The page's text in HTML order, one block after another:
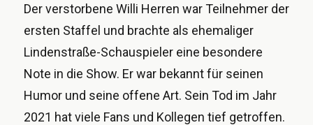
Der verstorbene Willi Herren war Teilnehmer der
ersten Staffel und brachte als ehemaliger
Lindenstraße-Schauspieler eine besondere
Note in die Show. Er war bekannt für seinen
Humor und seine offene Art. Sein Tod im Jahr
2021 hat viele Fans und Kollegen tief getroffen.